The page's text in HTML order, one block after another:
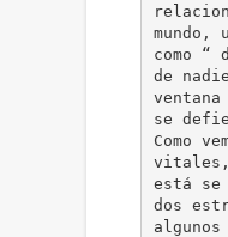
mundo,
como “
de
se
Como
vitales,
está
dos